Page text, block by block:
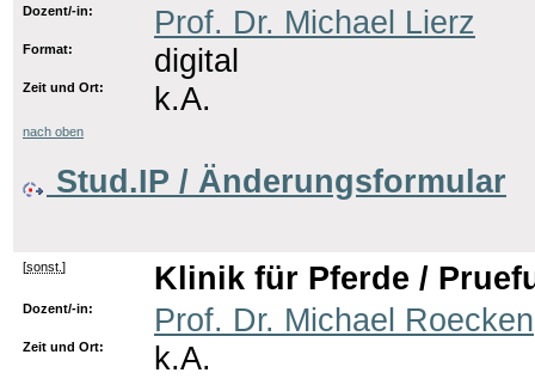
Dozent/-in: Prof. Dr. Michael Lierz
Format: digital
Zeit und Ort: k.A.
nach oben
Stud.IP / Änderungsformular
[sonst. ] Klinik für Pferde /
Dozent/-in: Prof. Dr. Michael Roecken
Zeit und Ort: k.A.